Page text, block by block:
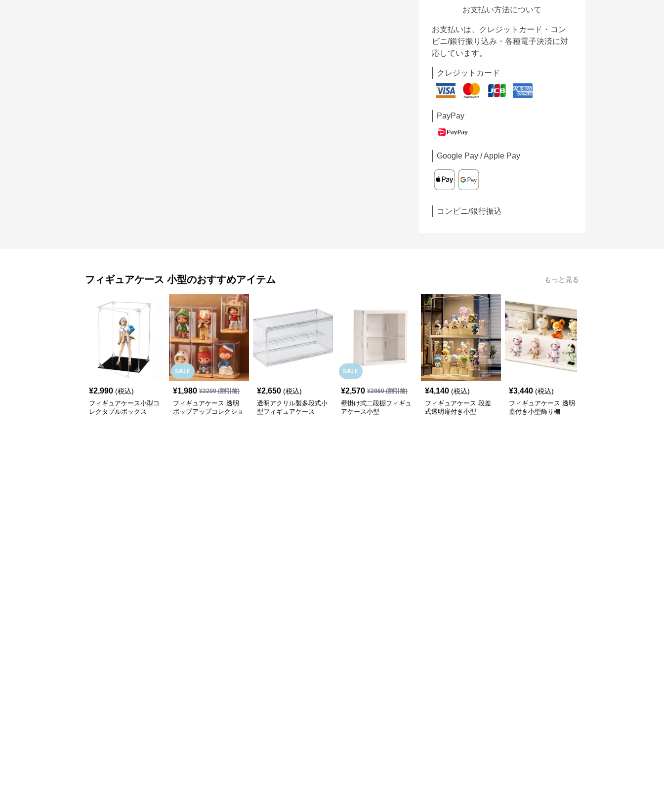
お支払い方法について
お支払いは、クレジットカード・コン
ビニ/銀行振り込み・各種電子決済に対
応しています。
クレジットカード
PayPay
Google Pay / Apple Pay
コンビニ/銀行振込
フィギュアケース 小型のおすすめアイテム もっと見る
¥2,990 (税込)
フィギュアケース小型コ
レクタブルボックス
SALE
¥1,980 ¥2200(割引前)
フィギュアケース 透明
ポップアップコレクショ
¥2,650 (税込)
透明アクリル製多段式小
型フィギュアケース
SALE
¥2,570 ¥2860(割引前)
壁掛け式二段棚フィギュ
アケース小型
¥4,140 (税込)
フィギュアケース 段差
式透明扉付き小型
¥3,440 (税込)
フィギュアケース 透明
蓋付き小型飾り棚